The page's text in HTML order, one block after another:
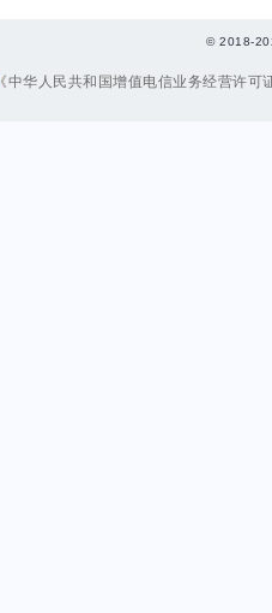
© 2018-
《中华人民共和国增值电信业务经营许